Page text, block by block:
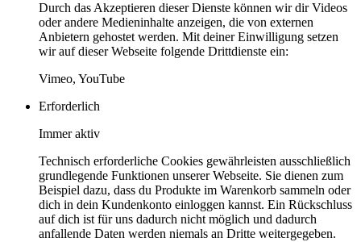
Durch das Akzeptieren dieser Dienste können wir dir Videos
oder andere Medieninhalte anzeigen, die von externen
Anbietern gehostet werden. Mit deiner Einwilligung setzen
wir auf dieser Webseite folgende Drittdienste ein:
Vimeo, YouTube
Erforderlich
Immer aktiv
Technisch erforderliche Cookies gewährleisten ausschließlich
grundlegende Funktionen unserer Webseite. Sie dienen zum
Beispiel dazu, dass du Produkte im Warenkorb sammeln oder
dich in dein Kundenkonto einloggen kannst. Ein Rückschluss
auf dich ist für uns dadurch nicht möglich und dadurch
anfallende Daten werden niemals an Dritte weitergegeben.